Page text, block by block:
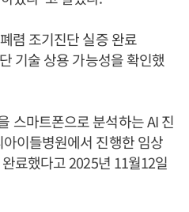
렴 조기진단 실증 완료
기술 상용 가능성을 확인했
스마트폰으로 분석하는 AI 진
이들병원에서 진행한 임상
료했다고 2025년 11월12일